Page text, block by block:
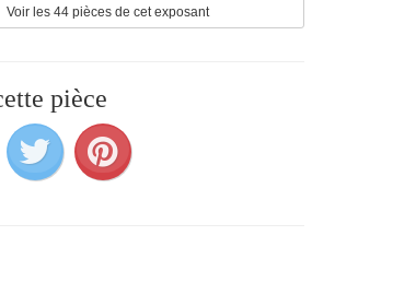
Voir les 44 pièces de cet exposant
pièce